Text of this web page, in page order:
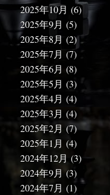
2025年10月 (6)
2025年9月 (5)
2025年8月 (2)
2025年7月 (7)
2025年6月 (8)
2025年5月 (3)
2025年4月 (4)
2025年3月 (4)
2025年2月 (7)
2025年1月 (4)
2024年12月 (3)
2024年9月(3)
2024年7月 (1)